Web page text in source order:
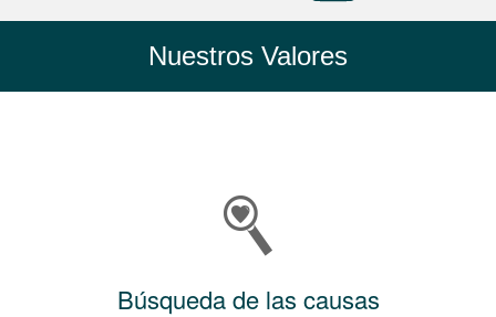
Nuestros Valores
Búsqueda de las causas